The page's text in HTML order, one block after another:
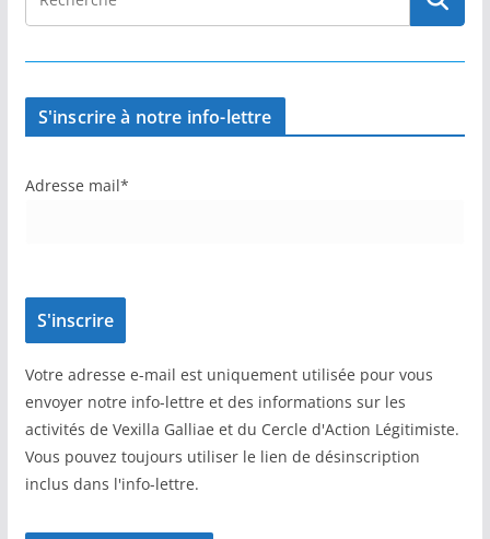
S'inscrire à notre info-lettre
Adresse mail*
Votre adresse e-mail est uniquement utilisée pour vous
envoyer notre info-lettre et des informations sur les
activités de Vexilla Galliae et du Cercle d'Action Légitimiste.
Vous pouvez toujours utiliser le lien de désinscription
inclus dans l'info-lettre.